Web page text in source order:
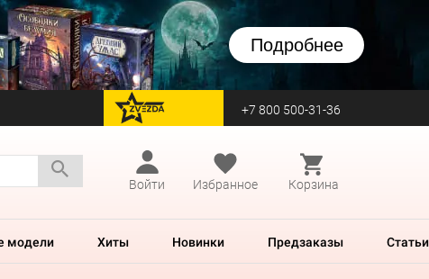
Подробнее
перейти на Zvezda +7 800 500-31-36
Войти
Избранное Корзина
модели Хиты Новинки Предзаказы Статьи